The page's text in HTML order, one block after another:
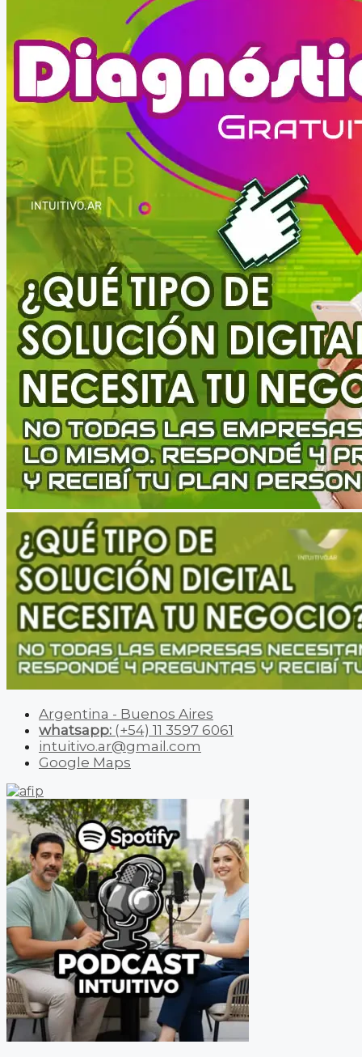
Argentina - Buenos Aires
whatsapp: (+54) 11 3597 6061
intuitivo.ar@gmail.com
Google Maps